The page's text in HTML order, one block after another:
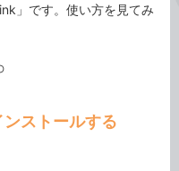
」です。使い方を見てみ
ストールする